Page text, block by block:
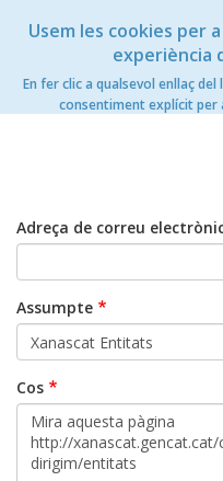
Usem les cookies per
experiència
En fer clic a qualsevol enllaç
consentiment explícit per
Toggle
Inici Compartir per email
Adreça de correu
Assumpte
Cos